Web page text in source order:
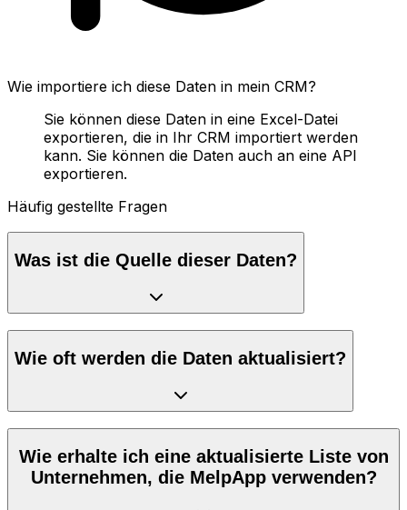
Wie importiere ich diese Daten in mein CRM?
Sie können diese Daten in eine Excel-Datei
exportieren, die in Ihr CRM importiert werden
kann. Sie können die Daten auch an eine API
exportieren.
Häufig gestellte Fragen
Was ist die Quelle dieser Daten?
Wie oft werden die Daten aktualisiert?
Wie erhalte ich eine aktualisierte Liste von
Unternehmen, die MelpApp verwenden?